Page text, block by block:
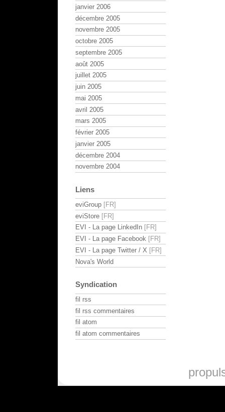
janvier 2006
décembre 2005
novembre 2005
octobre 2005
septembre 2005
août 2005
juillet 2005
juin 2005
mai 2005
avril 2005
mars 2005
février 2005
janvier 2005
décembre 2004
novembre 2004
Liens
eviGroup
eviStore
EVI - La page LinkedIn
EVI - La page Facebook
EVI - La page Twitter / X
Nova's World
Syndication
fil rss
fil rss commentaires
fil atom
fil atom commentaires